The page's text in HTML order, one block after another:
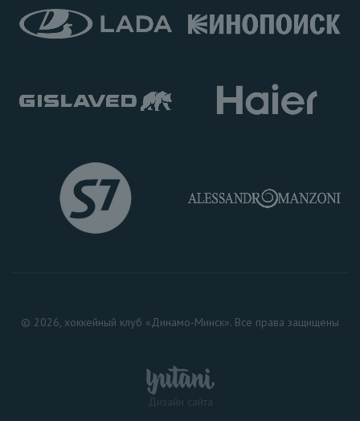
© 2026, хоккейный клуб «Динамо-Минск». Все права защищены
Дизайн сайта